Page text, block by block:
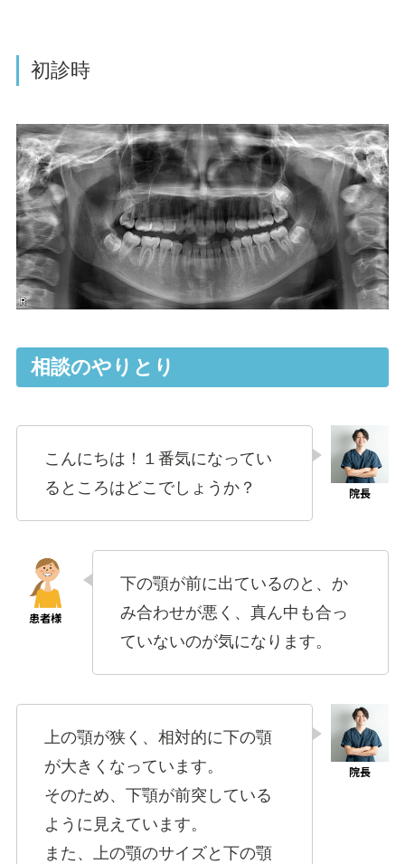
初診時
相談のやりとり
こんにちは！１番気になってい
るところはどこでしょうか？
下の顎が前に出ているのと、か
み合わせが悪く、真ん中も合っ
ていないのが気になります。
上の顎が狭く、相対的に下の顎
が大きくなっています。
そのため、下顎が前突している
ように見えています。
また、上の顎のサイズと下の顎